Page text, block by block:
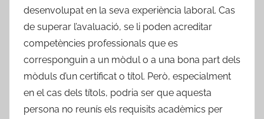
desenvolupat en la seva experiència laboral. Cas
de superar l’avaluació, se li poden acreditar
competències professionals que es
corresponguin a un mòdul o a una bona part dels
mòduls d’un certificat o títol. Però, especialment
en el cas dels títols, podria ser que aquesta
persona no reunís els requisits acadèmics per